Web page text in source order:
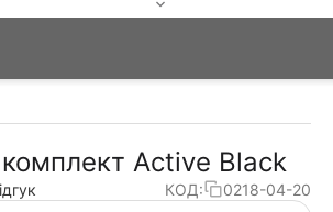
Active Black
КОД: 0218-04-20